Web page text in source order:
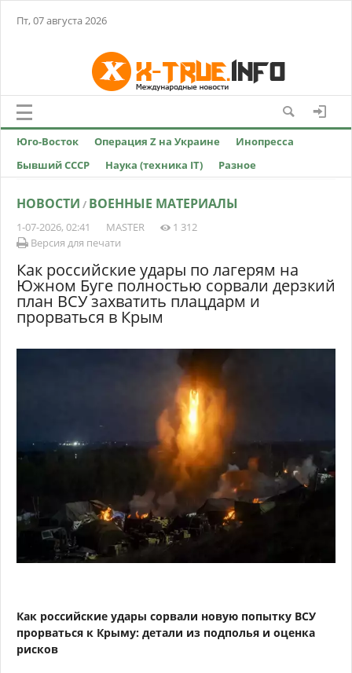
Пт, 07 августа 2026
Юго-Восток Операция Z на Украине
Инопресса
Бывший СССР
Наука (техника IT) Разное
НОВОСТИ / ВОЕННЫЕ МАТЕРИАЛЫ
1-07-2026, 02:41 MASTER
1 312
Версия для печати
Как российские удары по лагерям на
Южном Буге полностью сорвали дерзкий
план ВСУ захватить плацдарм и
прорваться в Крым
Как российские удары сорвали новую попытку ВСУ
прорваться к Крыму: детали из подполья и оценка
рисков